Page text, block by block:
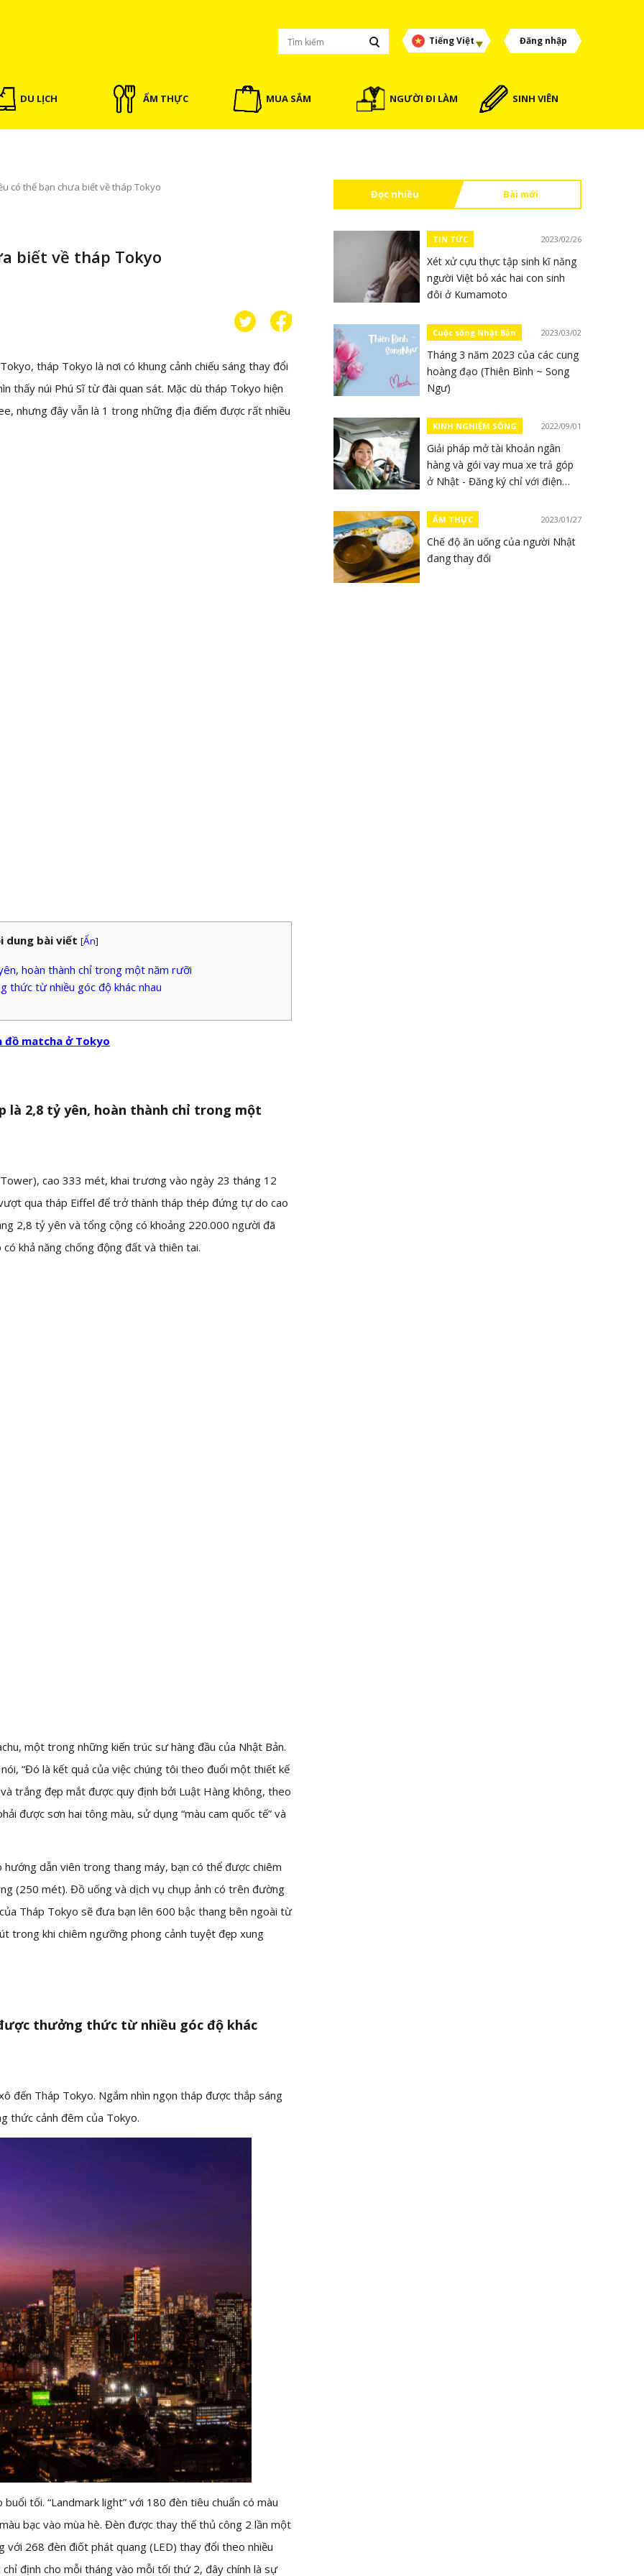
Tiếng Việt Đăng nhập
DU LỊCH ẨM THỰC MUA SẮM NGƯỜI ĐI LÀM SINH VIÊN
có thể bạn chưa biết về tháp Tokyo
biết về tháp Tokyo
tháp Tokyo là nơi có khung cảnh chiếu sáng thay đổi
thấy núi Phú Sĩ từ đài quan sát. Mặc dù tháp Tokyo hiện
nhưng đây vẫn là 1 trong những địa điểm được rất nhiều
dung bài viết [Ẩn]
hoàn thành chỉ trong một năm rưỡi
thức từ nhiều góc độ khác nhau
matcha ở Tokyo
là 2,8 tỷ yên, hoàn thành chỉ trong một
cao 333 mét, khai trương vào ngày 23 tháng 12
qua tháp Eiffel để trở thành tháp thép đứng tự do cao
2,8 tỷ yên và tổng cộng có khoảng 220.000 người đã
khả năng chống động đất và thiên tai.
một trong những kiến ​​trúc sư hàng đầu của Nhật Bản.
“Đó là kết quả của việc chúng tôi theo đuổi một thiết kế
trắng đẹp mắt được quy định bởi Luật Hàng không, theo
được sơn hai tông màu, sử dụng “màu cam quốc tế” và
hướng dẫn viên trong thang máy, bạn có thể được chiêm
(250 mét). Đồ uống và dịch vụ chụp ảnh có trên đường
Tháp Tokyo sẽ đưa bạn lên 600 bậc thang bên ngoài từ
trong khi chiêm ngưỡng phong cảnh tuyệt đẹp xung
thưởng thức từ nhiều góc độ khác
đến Tháp Tokyo. Ngắm nhìn ngọn tháp được thắp sáng
thức cảnh đêm của Tokyo.
tối. “Landmark light” với 180 đèn tiêu chuẩn có màu
bạc vào mùa hè. Đèn được thay thế thủ công 2 lần một
với 268 đèn điốt phát quang (LED) thay đổi theo nhiều
chỉ định cho mỗi tháng vào mỗi tối thứ 2, đây chính là sự
Đọc nhiều Bài mới
TIN TỨC 2023/02/26
Xét xử cựu thực tập sinh kĩ năng
người Việt bỏ xác hai con sinh
đôi ở Kumamoto
Cuộc sống Nhật Bản 2023/03/02
Tháng 3 năm 2023 của các cung
hoàng đạo (Thiên Bình ~ Song
Ngư)
KINH NGHIỆM SỐNG 2022/09/01
Giải pháp mở tài khoản ngân
hàng và gói vay mua xe trả góp
ở Nhật - Đăng ký chỉ với điện
ẨM THỰC 2023/01/27
Chế độ ăn uống của người Nhật
đang thay đổi